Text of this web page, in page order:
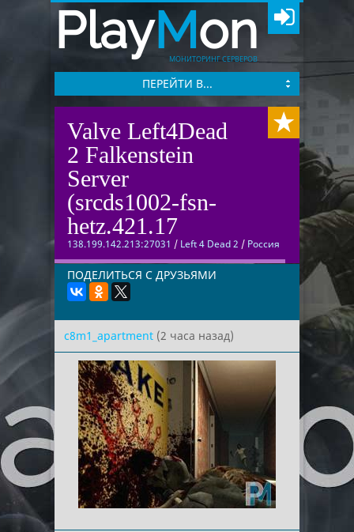
PlayMon
МОНИТОРИНГ СЕРВЕРОВ
ПЕРЕЙТИ В...
Valve Left4Dead
2 Falkenstein
Server
(srcds1002-fsn-
hetz.421.17
138.199.142.213:27031 / Left 4 Dead 2 / Россия
ПОДЕЛИТЬСЯ С ДРУЗЬЯМИ
c8m1_apartment (2 часа назад)